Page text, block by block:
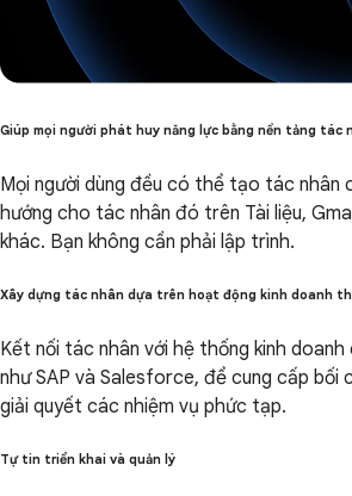
Giúp mọi người phát huy năng lực bằng nền tảng tác
Mọi người dùng đều có thể tạo tác nhân
hướng cho tác nhân đó trên Tài liệu,
khác. Bạn không cần phải lập trình.
Xây dựng tác nhân dựa trên hoạt động kinh doanh
Kết nối tác nhân với hệ thống kinh doanh
như SAP và Salesforce, để cung cấp bối
giải quyết các nhiệm vụ phức tạp.
Tự tin triển khai và quản lý